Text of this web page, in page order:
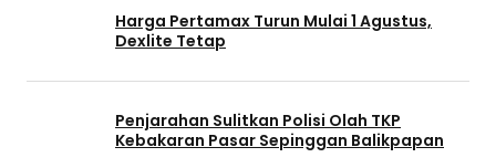
Harga Pertamax Turun Mulai 1 Agustus,
Dexlite Tetap
Penjarahan Sulitkan Polisi Olah TKP
Kebakaran Pasar Sepinggan Balikpapan